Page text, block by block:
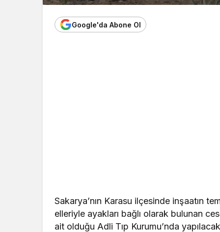
Google'da Abone Ol
Sakarya’nın Karasu ilçesinde inşaatın
elleriyle ayakları bağlı olarak bulunan
ait olduğu Adli Tıp Kurumu’nda